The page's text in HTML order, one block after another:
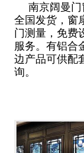
南京阔曼门
全国发货，窗
门测量，免费
服务。有铝合
边产品可供配
询。